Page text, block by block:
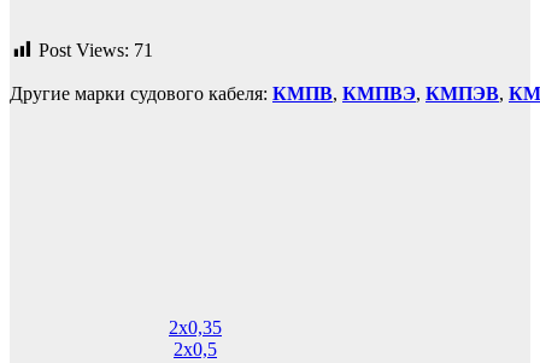
Post Views: 71
Другие марки судового кабеля: КМПВ, КМПВЭ, КМПЭВ,
2х0,35
2х0,5